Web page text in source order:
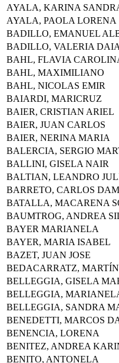
AYALA, KARINA
AYALA, PAOLA LORENA
BADILLO, EMANUEL
BADILLO, VALERIA
BAHL, FLAVIA
BAHL, MAXIMILIANO
BAHL, NICOLAS EMIR
BAIARDI, MARICRUZ
BAIER, CRISTIAN ARIEL
BAIER, JUAN CARLOS
BAIER, NERINA MARIA
BALERCIA, SERGIO
BALLINI, GISELA NAIR
BALTIAN, LEANDRO
BARRETO, CARLOS
BATALLA, MACARENA
BAUMTROG, ANDREA
BAYER MARIANELA
BAYER, MARIA ISABEL
BAZET, JUAN JOSE
BEDACARRATZ,
BELLEGGIA, GISELA
BELLEGGIA,
BELLEGGIA, SANDRA
BENEDETTI, MARCOS
BENENCIA, LORENA
BENITEZ, ANDREA
BENITO, ANTONELA